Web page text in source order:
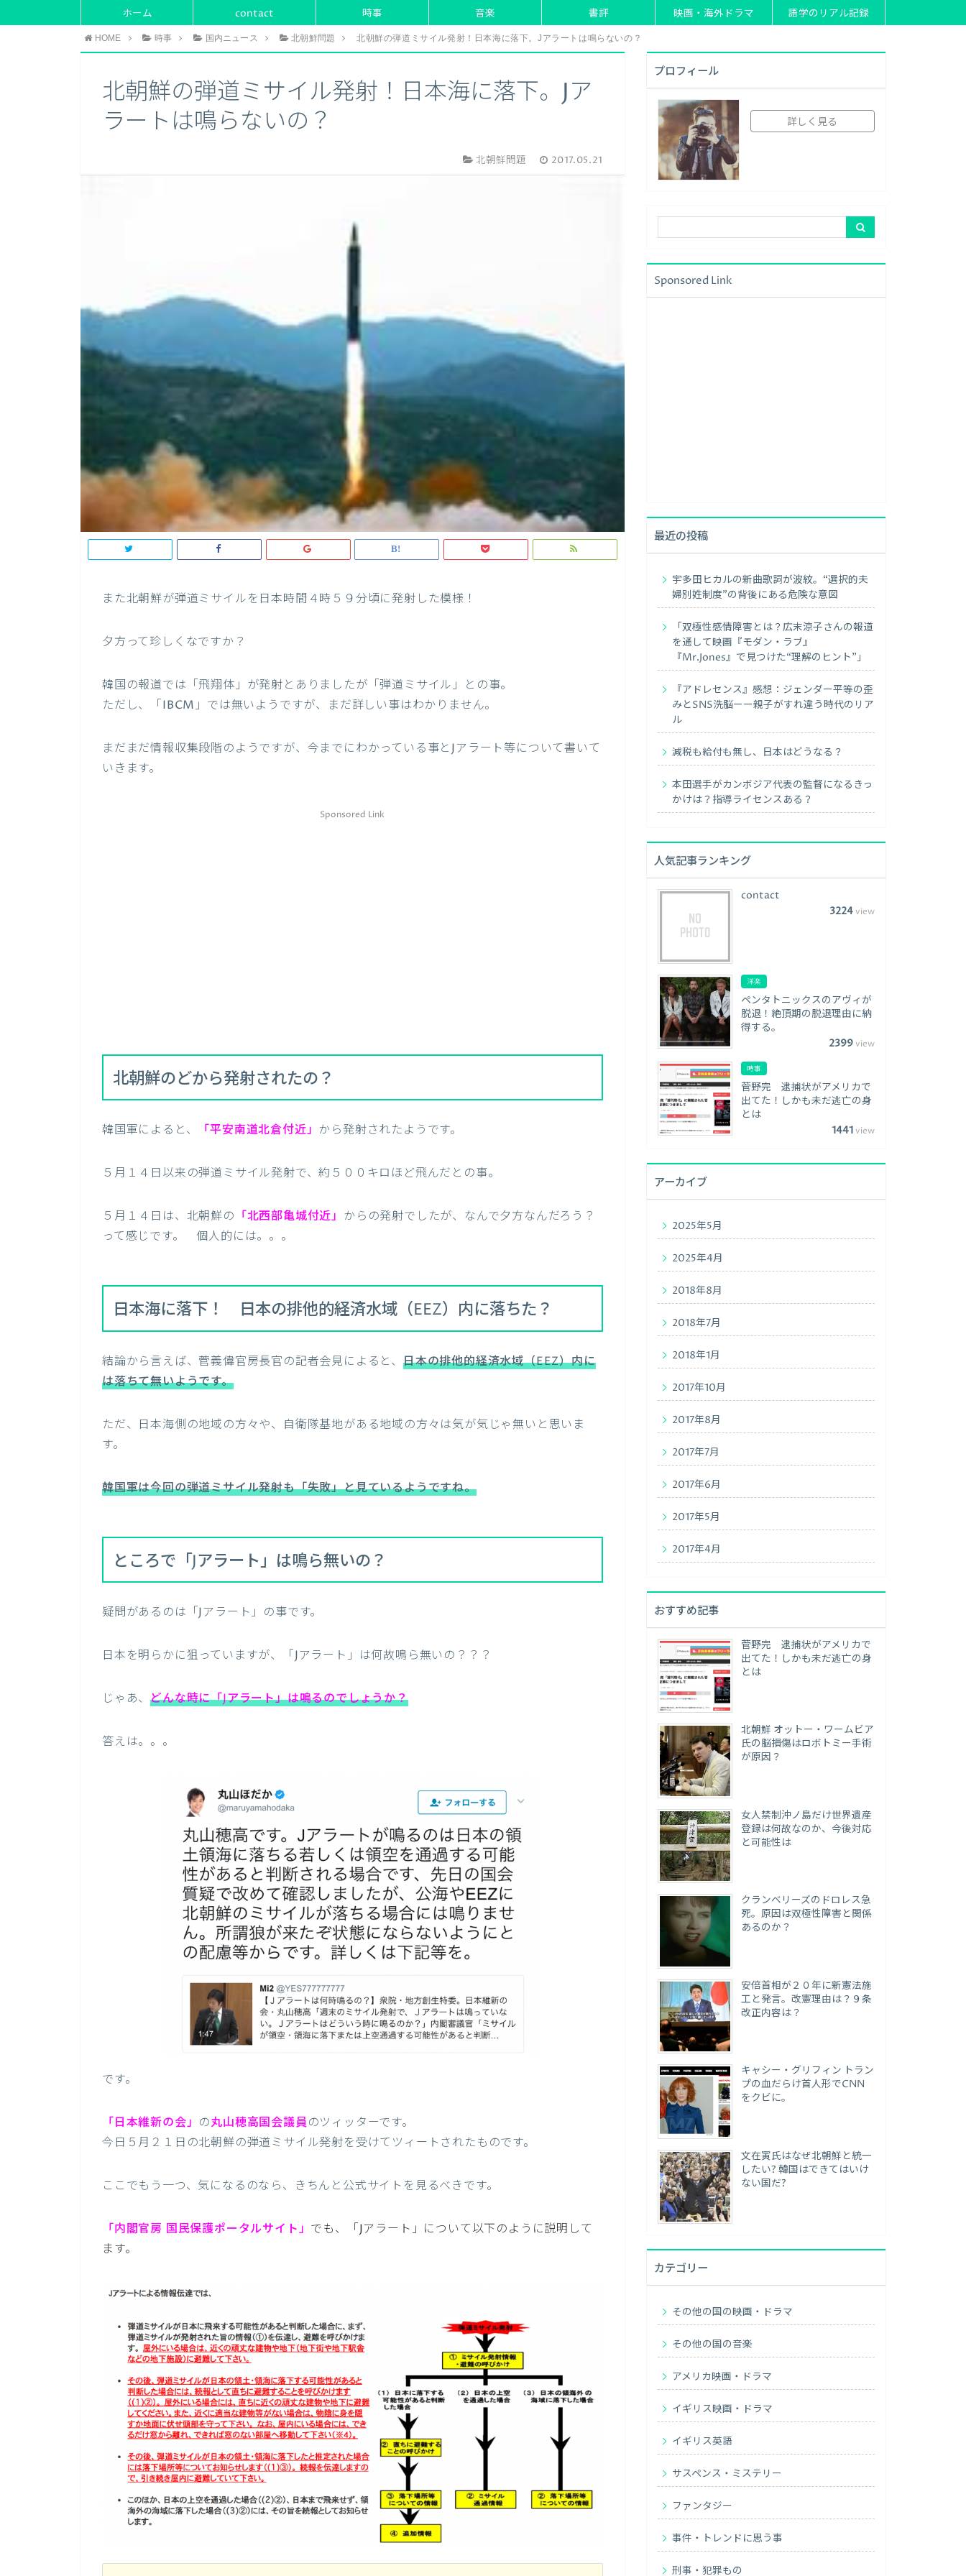
ホーム contact 時事 音楽 書評 映画・海外ドラマ 語学のリアル記録
HOME 時事 国内ニュース 北朝鮮問題 北朝鮮の弾道ミサイル発射！日本海に落下。Jアラートは鳴らないの？
北朝鮮の弾道ミサイル発射！日本海に落下。Jア
ラートは鳴らないの？
北朝鮮問題 2017.05.21
また北朝鮮が弾道ミサイルを日本時間４時５９分頃に発射した模様！
夕方って珍しくなですか？
韓国の報道では「飛翔体」が発射とありましたが「弾道ミサイル」との事。
ただし、「IBCM」では無いようですが、まだ詳しい事はわかりません。
まだまだ情報収集段階のようですが、今までにわかっている事とJアラート等について書いて
いきます。
Sponsored Link
北朝鮮のどから発射されたの？
韓国軍によると、 「平安南道北倉付近」 から発射されたようです。
５月１４日以来の弾道ミサイル発射で、約５００キロほど飛んだとの事。
５月１４日は、北朝鮮の 「北西部亀城付近」 からの発射でしたが、なんで夕方なんだろう？
って感じです。 個人的には。。。
日本海に落下！ 日本の排他的経済水域（EEZ）内に落ちた？
結論から言えば、菅義偉官房長官の記者会見によると、 日本の排他的経済水域（EEZ）内に
は落ちて無いようです。
ただ、日本海側の地域の方々や、自衛隊基地がある地域の方々は気が気じゃ無いと思いま
す。
韓国軍は今回の弾道ミサイル発射も「失敗」と見ているようですね。
ところで「Jアラート」は鳴ら無いの？
疑問があるのは「Jアラート」の事です。
日本を明らかに狙っていますが、「Jアラート」は何故鳴ら無いの？？？
じゃあ、どんな時に「Jアラート」は鳴るのでしょうか？
答えは。。。
です。
「日本維新の会」 の丸山穂高国会議員のツィッターです。
今日５月２１日の北朝鮮の弾道ミサイル発射を受けてツィートされたものです。
ここでもう一つ、気になるのなら、きちんと公式サイトを見るべきです。
「内閣官房 国民保護ポータルサイト」 でも、「Jアラート」について以下のように説明して
ます。
プロフィール
詳しく見る
Sponsored Link
最近の投稿
宇多田ヒカルの新曲歌詞が波紋。“選択的夫
婦別姓制度”の背後にある危険な意図
「双極性感情障害とは？広末涼子さんの報道
を通して映画『モダン・ラブ』
『Mr.Jones』で見つけた“理解のヒント”」
『アドレセンス』感想：ジェンダー平等の歪
みとSNS洗脳ーー親子がすれ違う時代のリア
ル
減税も給付も無し、日本はどうなる？
本田選手がカンボジア代表の監督になるきっ
かけは？指導ライセンスある？
人気記事ランキング
contact
3224view
洋楽
ペンタトニックスのアヴィが
脱退！絶頂期の脱退理由に納
得する。
2399view
時事
菅野完 逮捕状がアメリカで
出てた！しかも未だ逃亡の身
とは
1441view
アーカイブ
2025年5月
2025年4月
2018年8月
2018年7月
2018年1月
2017年10月
2017年8月
2017年7月
2017年6月
2017年5月
2017年4月
おすすめ記事
菅野完 逮捕状がアメリカで
出てた！しかも未だ逃亡の身
とは
北朝鮮 オットー・ワームビア
氏の脳損傷はロボトミー手術
が原因？
女人禁制沖ノ島だけ世界遺産
登録は何故なのか、今後対応
と可能性は
クランベリーズのドロレス急
死。原因は双極性障害と関係
あるのか？
安倍首相が２０年に新憲法施
工と発言。改憲理由は？９条
改正内容は？
キャシー・グリフィン トラン
プの血だらけ首人形でCNN
をクビに。
文在寅氏はなぜ北朝鮮と統一
したい? 韓国はできてはいけ
ない国だ?
カテゴリー
その他の国の映画・ドラマ
その他の国の音楽
アメリカ映画・ドラマ
イギリス映画・ドラマ
イギリス英語
サスペンス・ミステリー
ファンタジー
事件・トレンドに思う事
刑事・犯罪もの